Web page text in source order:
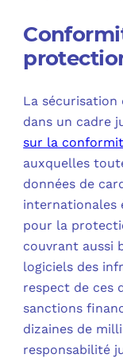
La sécurisation
dans un cadre
sur la
auxquelles
données de
internationales
pour la
couvrant aussi
logiciels des
respect de ces
sanctions
dizaines de
responsabilité